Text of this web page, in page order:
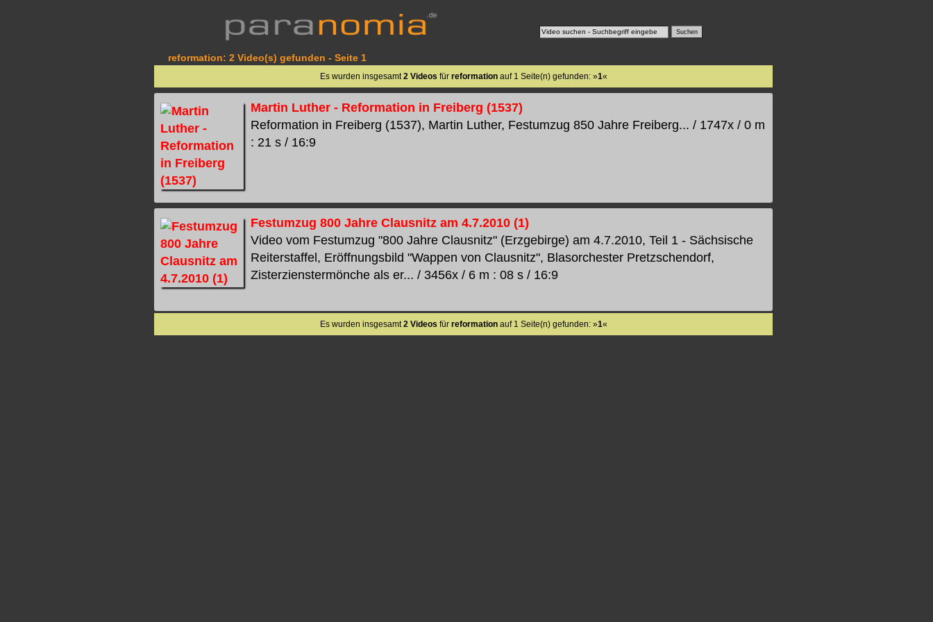
reformation: 2 Video(s) gefunden - Seite 1
Es wurden insgesamt2 Videos für reformationauf 1 Seite(n) gefunden: »1«
Martin Luther - Reformation in Freiberg (1537)
Reformation in Freiberg (1537), Martin Luther, Festumzug 850 Jahre Freiberg... / 1747x / 0 m
: 21 s / 16:9
Festumzug 800 Jahre Clausnitz am 4.7.2010 (1)
Video vom Festumzug "800 Jahre Clausnitz" (Erzgebirge) am 4.7.2010, Teil 1 - Sächsische
Reiterstaffel, Eröffnungsbild "Wappen von Clausnitz", Blasorchester Pretzschendorf,
Zisterzienstermönche als er... / 3456x / 6 m : 08 s / 16:9
Es wurden insgesamt2 Videos für reformationauf 1 Seite(n) gefunden: »1«